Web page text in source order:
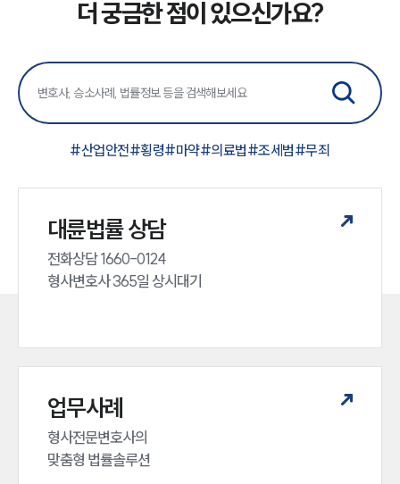
더 궁금한 점이 있으신가요?
#산업안전#횡령#마약#의료법#조세범#무죄
대륜법률 상담
전화상담 1660-0124
형사변호사 365일 상시대기
업무사례
형사전문변호사의
맞춤형 법률솔루션